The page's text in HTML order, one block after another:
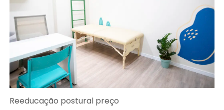
Reeducação postural preço